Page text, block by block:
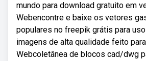
mundo para download gratuito em
Webencontre e baixe os vetores
populares no freepik grátis para
imagens de alta qualidade feito
Webcoletânea de blocos cad/dwg